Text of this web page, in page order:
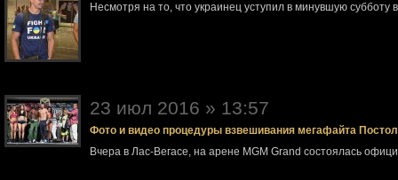
Несмотря на то, что украинец уступил в минувшую субботу
23 июл 2016 » 13:57
Фото и видео процедуры взвешивания мегафайта
Вчера в Лас-Вегасе, на арене MGM Grand состоялась